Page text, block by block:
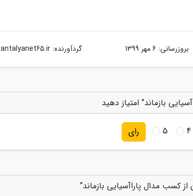
بروزرسانی: 6 مهر 1399 گردآورنده:antalyanet65.ir
بازماند" امتیاز دهید
4
5 رای
از کسب مدال پاراآسیایی بازماند"